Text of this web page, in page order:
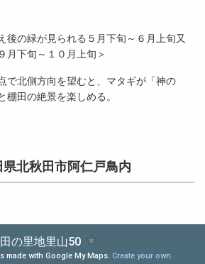
後の緑が見られる５月下旬～６月上旬又
月下旬～１０月上旬＞
で北側方向を望むと、マタギが「神の
棚田の絶景を楽しめる。
県北秋田市阿仁戸鳥内